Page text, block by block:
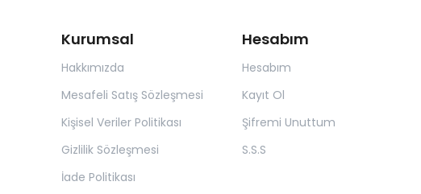
Kurumsal
Hakkımızda
Mesafeli Satış Sözleşmesi
Kişisel Veriler Politikası
Gizlilik Sözleşmesi
İade Politikası
Hesabım
Hesabım
Kayıt Ol
Şifremi Unuttum
S.S.S